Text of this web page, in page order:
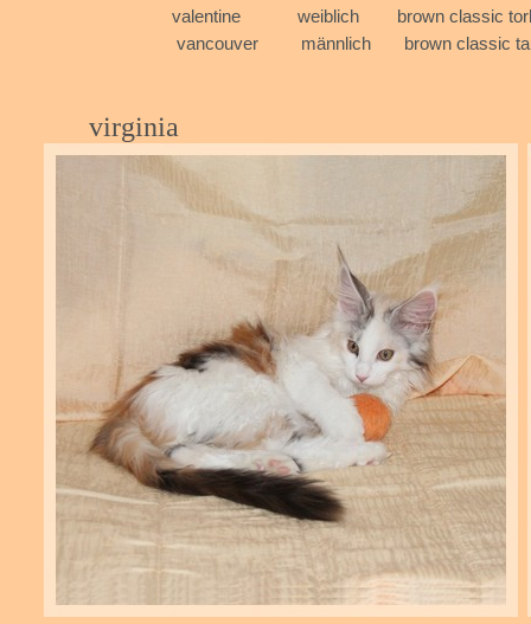
valentine weiblich
vancouver männlich